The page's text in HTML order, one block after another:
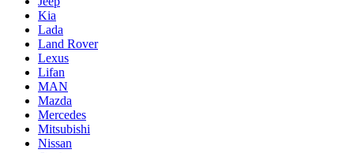
Kia
Lada
Land Rover
Lexus
Lifan
MAN
Mazda
Mercedes
Mitsubishi
Nissan